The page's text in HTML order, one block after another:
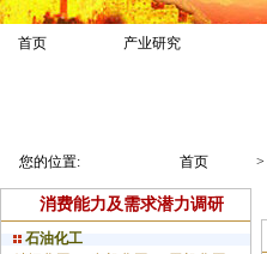
首页 产业研究
您的位置: 首页 >
消费能力及需求潜力调研
石油化工